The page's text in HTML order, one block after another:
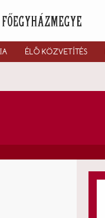
ÉLŐ KÖZVETÍTÉS